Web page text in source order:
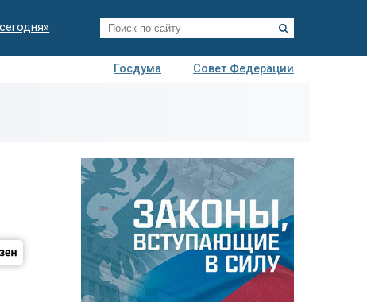
Госдума
Совет Федерации